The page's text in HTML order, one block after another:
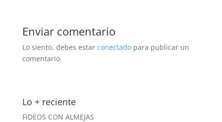
Enviar comentario
Lo siento, debes estar conectadopara publicar un
comentario.
Lo + reciente
FIDEOS CON ALMEJAS